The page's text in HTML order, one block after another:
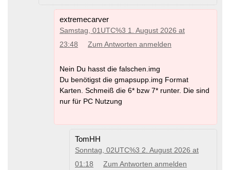
extremecarver
Samstag, 01UTC%3 1. August 2026 at
23:48
Zum Antworten anmelden
Nein Du hasst die falschen.img
Du benötigst die gmapsupp.img Format
Karten. Schmeiß die 6* bzw 7* runter. Die sind
nur für PC Nutzung
TomHH
Sonntag, 02UTC%3 2. August 2026 at
01:18
Zum Antworten anmelden